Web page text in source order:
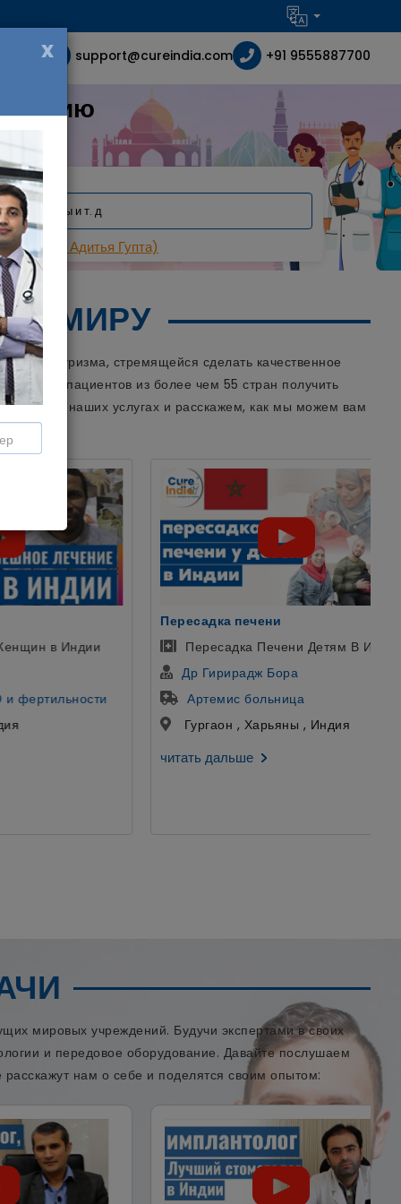
support@cureindia.com +91 9555887700
Индию
(Д-р Адитья Гупта)
МИРУ
туризма, стремящейся сделать качественное
пациентов из более чем 55 стран получить
о наших услугах и расскажем, как мы можем вам
Печени Детям В Индии
Бора
больница
, Харьяны , Индия
уретропластика
Пациент из
Доктор Гаутам Банга
больница SCI
Дели , Дели , Индия
читать дальше
мировых учреждений. Будучи экспертами в своих
и передовое оборудование. Давайте послушаем
нам о себе и поделятся своим опытом:
x